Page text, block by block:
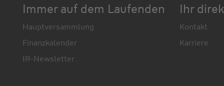
Immer auf dem Laufenden
Hauptversammlung
Finanzkalender
IR-Newsletter
Ihr
Kontakt
Karriere